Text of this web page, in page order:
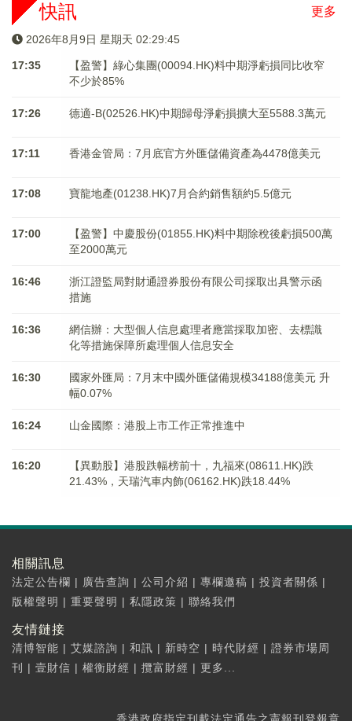
更多
快訊
2026年8月9日 星期天 02:29:45
17:35
【盈警】綠心集團(00094.HK)料中期淨虧損同比收窄
不少於85%
17:26 德適-B(02526.HK)中期歸母淨虧損擴大至5588.3萬元
17:11 香港金管局：7月底官方外匯儲備資產為4478億美元
17:08 寶龍地產(01238.HK)7月合約銷售額約5.5億元
17:00
【盈警】中慶股份(01855.HK)料中期除稅後虧損500萬
至2000萬元
16:46
浙江證監局對財通證券股份有限公司採取出具警示函
措施
16:36
網信辦：大型個人信息處理者應當採取加密、去標識
化等措施保障所處理個人信息安全
16:30
國家外匯局：7月末中國外匯儲備規模34188億美元 升
幅0.07%
16:24 山金國際：港股上市工作正常推進中
16:20
【異動股】港股跌幅榜前十，九福來(08611.HK)跌
21.43%，天瑞汽車内飾(06162.HK)跌18.44%
相關訊息
法定公告欄 | 廣告查詢 | 公司介紹 | 專欄邀稿 | 投資者關係 |
版權聲明 | 重要聲明 | 私隱政策 | 聯絡我們
友情鏈接
清博智能 | 艾媒諮詢 | 和訊 | 新時空 | 時代財經 | 證券市場周
刊
| 壹財信 | 權衡財經 | 攬富財經 | 更多...